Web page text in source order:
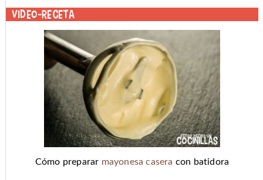
Video-receta
Cómo preparar mayonesa casera con batidora